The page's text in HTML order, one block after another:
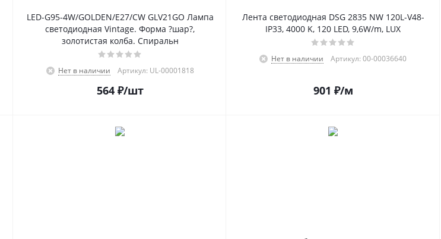
LED-G95-4W/GOLDEN/E27/CW GLV21GO Лампа
светодиодная Vintage. Форма ?шар?,
золотистая колба. Cпиральн
Нет в наличии Артикул: UL-00001818
564₽/шт
Лента светодиодная DSG 2835 NW 120L-V48-
IP33, 4000 K, 120 LED, 9,6W/m, LUX
Нет в наличии Артикул: 00-00036640
901 ₽/м